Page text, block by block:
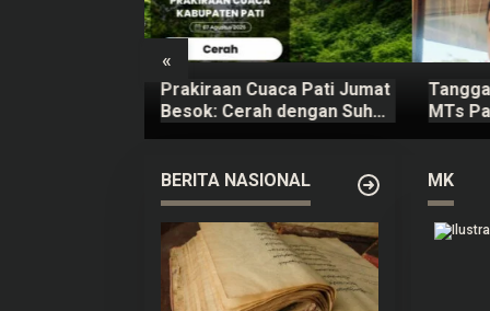
«
Prakiraan Cuaca Pati Jumat
Besok: Cerah dengan Suhu
MTs
BERITA NASIONAL MK